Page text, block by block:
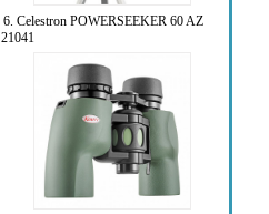
6. Celestron POWERSEEKER 60 AZ
21041